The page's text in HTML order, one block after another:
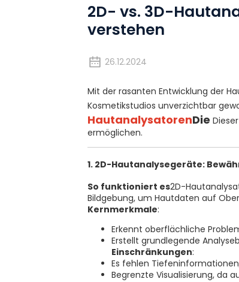
2D- vs. 3D-
verstehen
26.12.2024
Mit der rasanten Entwicklung der
Kosmetikstudios unverzichtbar
HautanalysatorenDie
ermöglichen.
1. 2D-Hautanalysegeräte:
So funktioniert es2D-
Bildgebung, um Hautdaten auf
Kernmerkmale:
Erkennt oberflächliche
Erstellt grundlegende
Einschränkungen:
Es fehlen
Begrenzte Visualisierung, da